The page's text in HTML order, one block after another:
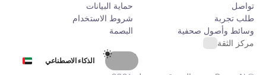
تواصل
طلب تجربة
وسائط وأصول صحفية
مركز الثقة
حماية البيانات
شروط الاستخدام
البصمة
Select Language
الذكاء الاصطناعي